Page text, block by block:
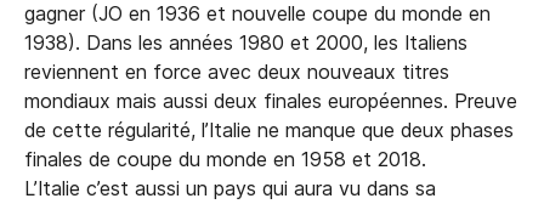
gagner (JO en 1936 et nouvelle coupe du monde en
1938). Dans les années 1980 et 2000, les Italiens
reviennent en force avec deux nouveaux titres
mondiaux mais aussi deux finales européennes. Preuve
de cette régularité, l’Italie ne manque que deux phases
finales de coupe du monde en 1958 et 2018.
L’Italie c’est aussi un pays qui aura vu dans sa